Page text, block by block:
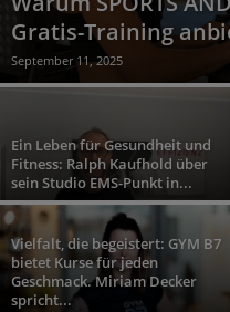
Gratis-Training
September 11, 2025
Ein Leben für Gesundheit und
Fitness: Ralph Kaufhold über
sein Studio EMS-Punkt in...
Vielfalt, die begeistert: GYM B7
bietet Kurse für jeden
Geschmack. Miriam Decker
spricht...